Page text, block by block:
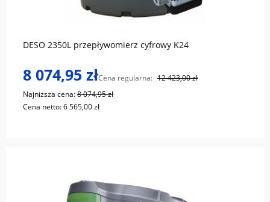
DESO 2350L przepływomierz cyfrowy K24
8 074,95 złCena regularna: 12 423,00 zł
Najniższa cena:8 074,95 zł
Cena netto:6 565,00 zł
do koszyka